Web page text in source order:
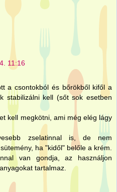
11:16
a csontokból és bőrökből kifől a
stabilizálni kell (sőt sok esetben
kell megkötni, ami még elég lágy
zselatinnal is, de nem
ha "kidől" belőle a krém.
van gondja, az használjon
tartalmaz.